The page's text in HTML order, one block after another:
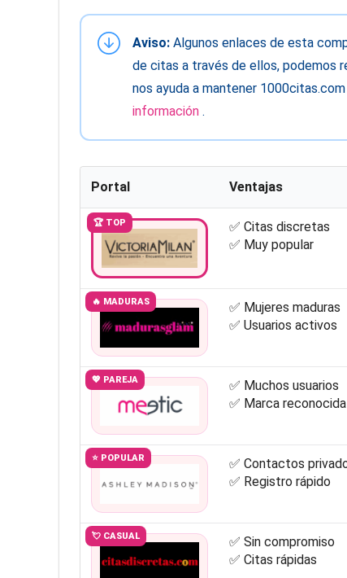
Aviso: Algunos enlaces de esta
de citas a través de ellos, podemos
nos ayuda a mantener
información .
Portal Ventajas
🏆 TOP
✅ Citas discretas
✅ Muy popular
🔥 MADURAS
✅ Mujeres maduras
✅ Usuarios activos
💖 PAREJA
✅ Muchos usuarios
✅ Marca reconocida
⭐ POPULAR
✅ Contactos
✅ Registro rápido
💘 CASUAL
✅ Sin compromiso
✅ Citas rápidas